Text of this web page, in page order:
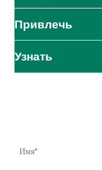
Привлечь
Узнать